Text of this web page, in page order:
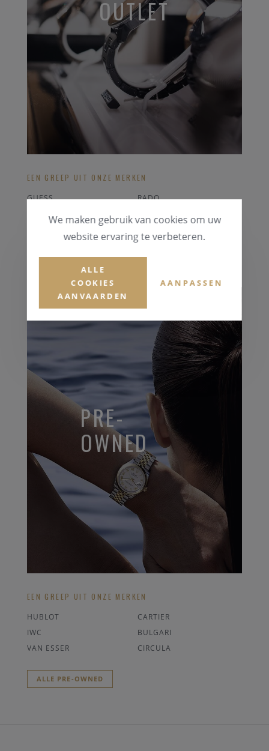
OUTLET
EEN GREEP UIT ONZE MERKEN
GUESS
RADO
PONTIAC
ALLE OUTLET
PRE-
OWNED
EEN GREEP UIT ONZE MERKEN
HUBLOT
CARTIER
IWC
BULGARI
VAN ESSER
CIRCULA
ALLE PRE-OWNED
We maken gebruik van cookies om uw
website ervaring te verbeteren.
ALLE
COOKIES
AANVAARDEN
AANPASSEN